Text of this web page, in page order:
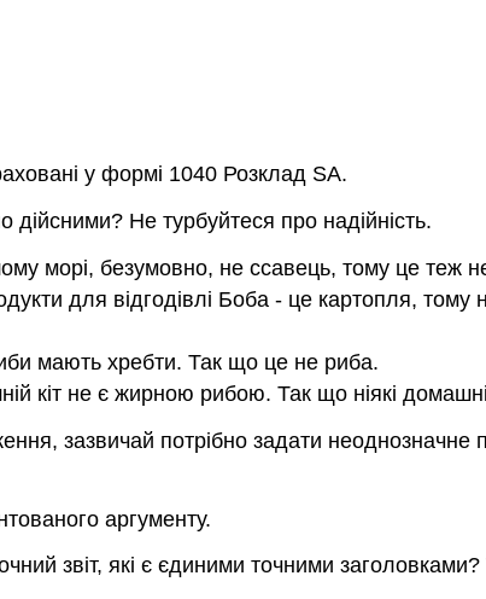
у формі 1040 Розклад SA.
дійсними? Не турбуйтеся про надійність.
морі, безумовно, не ссавець, тому це теж
для відгодівлі Боба - це картопля, тому
мають хребти. Так що це не риба.
кіт не є жирною рибою. Так що ніякі
зазвичай потрібно задати
аргументу.
звіт, які є єдиними точними